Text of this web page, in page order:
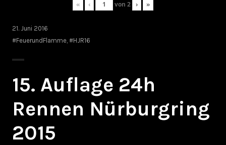
« ‹ von 2 › »
21. Juni 2016
#FeuerundFlamme #HJR16
15. Auflage 24h
Rennen Nürburgring
2015